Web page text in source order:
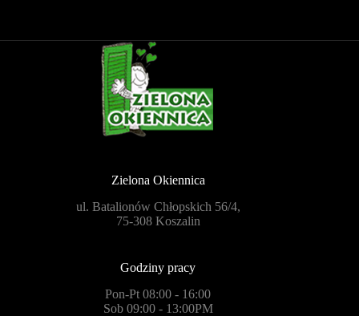
Zielona Okiennica
ul. Batalionów Chłopskich 56/4,
75-308 Koszalin
Godziny pracy
Pon-Pt 08:00 - 16:00
Sob 09:00 - 13:00PM